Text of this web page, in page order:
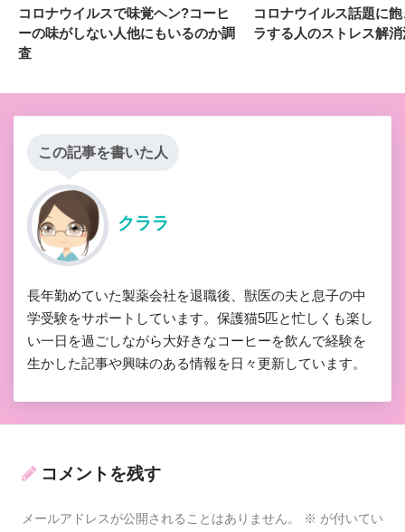
コロナウイルスで味覚ヘン?コーヒ
ーの味がしない人他にもいるのか調
査
コロナウイルス話題に
ラする人のストレス解
この記事を書いた人
クララ
長年勤めていた製薬会社を退職後、獣医の夫と息子の中
学受験をサポートしています。保護猫5匹と忙しくも楽し
い一日を過ごしながら大好きなコーヒーを飲んで経験を
生かした記事や興味のある情報を日々更新しています。
コメントを残す
メールアドレスが公開されることはありません。 ※ が付いてい